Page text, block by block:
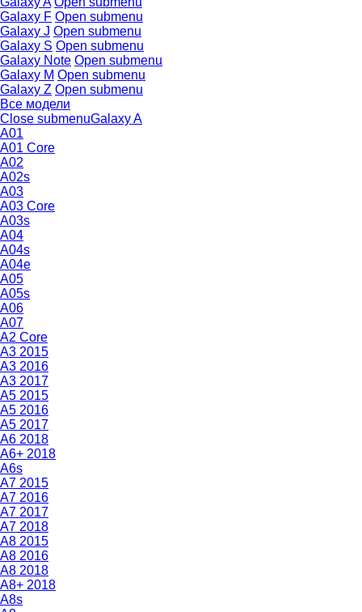
Galaxy F Open submenu
Galaxy J Open submenu
Galaxy S Open submenu
Galaxy Note Open submenu
Galaxy M Open submenu
Galaxy Z Open submenu
Все модели
Close submenuGalaxy A
A01
A01 Core
A02
A02s
A03
A03 Core
A03s
A04
A04s
A04e
A05
A05s
A06
A07
A2 Core
A3 2015
A3 2016
A3 2017
A5 2015
A5 2016
A5 2017
A6 2018
A6+ 2018
A6s
A7 2015
A7 2016
A7 2017
A7 2018
A8 2015
A8 2016
A8 2018
A8+ 2018
A8s